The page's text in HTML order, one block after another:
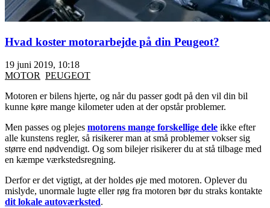
Hvad koster motorarbejde på din Peugeot?
19 juni 2019, 10:18
MOTOR PEUGEOT
Motoren er bilens hjerte, og når du passer godt på den vil din bil
kunne køre mange kilometer uden at der opstår problemer.
Men passes og plejes motorens mange forskellige dele ikke efter
alle kunstens regler, så risikerer man at små problemer vokser sig
større end nødvendigt. Og som bilejer risikerer du at stå tilbage med
en kæmpe værkstedsregning.
Derfor er det vigtigt, at der holdes øje med motoren. Oplever du
mislyde, unormale lugte eller røg fra motoren bør du straks kontakte
dit lokale autoværksted.